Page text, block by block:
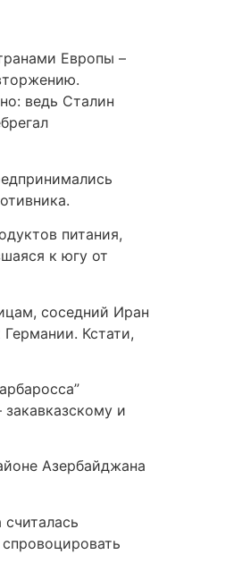
Европы –
ведь Сталин
питания,
к югу от
соседний Иран
Кстати,
и
Азербайджана